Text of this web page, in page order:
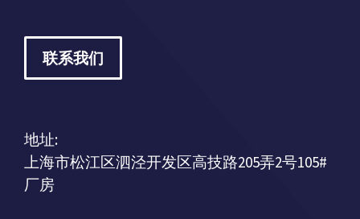
联系我们
地址:
上海市松江区泗泾开发区高技路205弄2号105#
厂房